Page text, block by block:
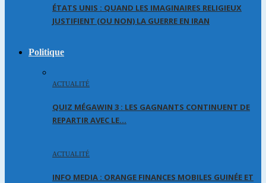
ÉTATS UNIS : QUAND LES IMAGINAIRES RELIGIEUX
JUSTIFIENT (OU NON) LA GUERRE EN IRAN
Politique
ACTUALITÉ
QUIZ MÉGAWIN 3 : LES GAGNANTS CONTINUENT DE
REPARTIR AVEC LE…
ACTUALITÉ
INFO MEDIA : ORANGE FINANCES MOBILES GUINÉE ET